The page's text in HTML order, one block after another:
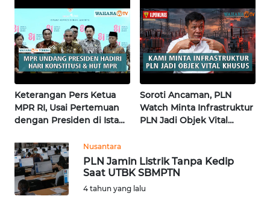
Terkini
pertama di Fujisawa
Keterangan Pers Ketua
MPR RI, Usai Pertemuan
dengan Presiden di Istana
Soroti Ancaman, PLN
Watch Minta Infrastruktur
PLN Jadi Objek Vital
Nusantara
PLN Jamin Listrik Tanpa Kedip
Saat UTBK SBMPTN
4 tahun yang lalu
NUSANTARA
WN
JOGJA
WN
JATIM
WN
BALI
WN
KALBAR